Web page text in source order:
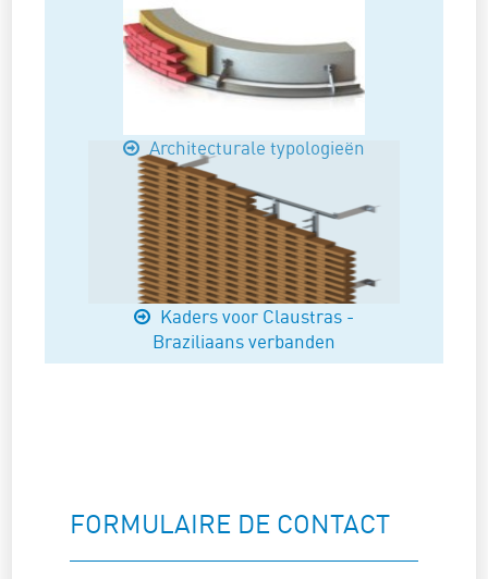
Architecturale typologieën
Kaders voor Claustras -
Braziliaans verbanden
FORMULAIRE DE CONTACT